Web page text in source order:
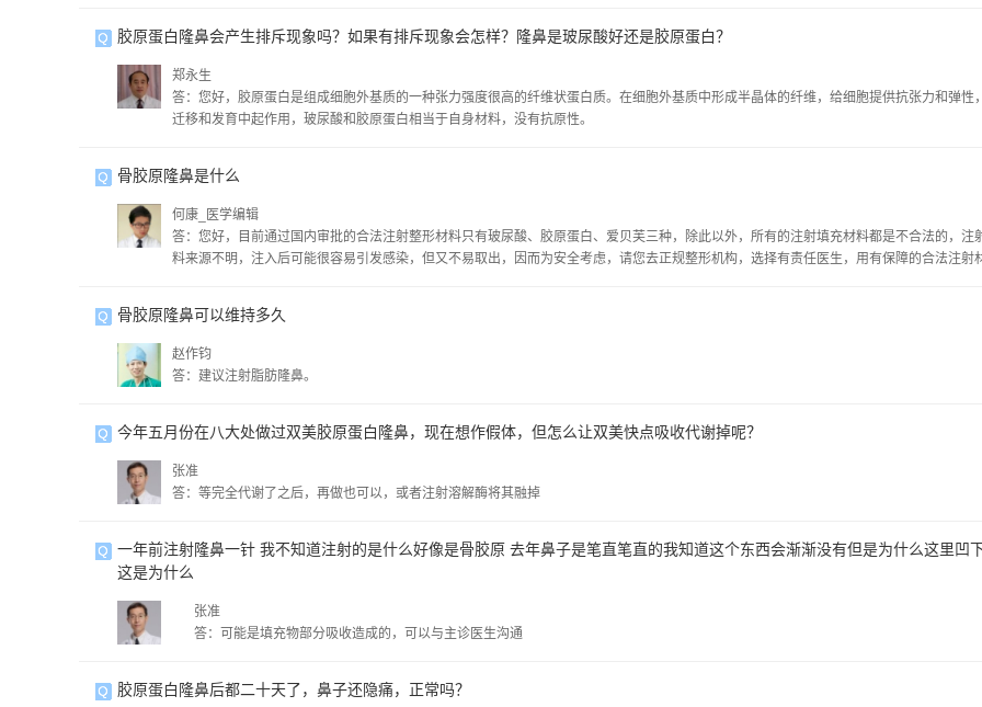
胶原蛋白隆鼻会产生排斥现象吗？如果有排斥现象会怎样？隆鼻是玻尿酸好还是胶原蛋白？
郑永生
答：您好，胶原蛋白是组成细胞外基质的一种张力强度很高的纤维状蛋白质。在细胞外基质中形成半晶体的纤维，给细胞提供抗张力和弹性
迁移和发育中起作用，玻尿酸和胶原蛋白相当于自身材料，没有抗原性。
骨胶原隆鼻是什么
何康_医学编辑
答：您好，目前通过国内审批的合法注射整形材料只有玻尿酸、胶原蛋白、爱贝芙三种，除此以外，所有的注射填充材料都是不合法的，注
料来源不明，注入后可能很容易引发感染，但又不易取出，因而为安全考虑，请您去正规整形机构，选择有责任医生，用有保障的合法注射
骨胶原隆鼻可以维持多久
赵作钧
答：建议注射脂肪隆鼻。
今年五月份在八大处做过双美胶原蛋白隆鼻，现在想作假体，但怎么让双美快点吸收代谢掉呢？
张准
答：等完全代谢了之后，再做也可以，或者注射溶解酶将其融掉
一年前注射隆鼻一针 我不知道注射的是什么好像是骨胶原 去年鼻子是笔直笔直的我知道这个东西会渐渐没有但是为什么这里凹
这是为什么
张准
答：可能是填充物部分吸收造成的，可以与主诊医生沟通
胶原蛋白隆鼻后都二十天了，鼻子还隐痛，正常吗？